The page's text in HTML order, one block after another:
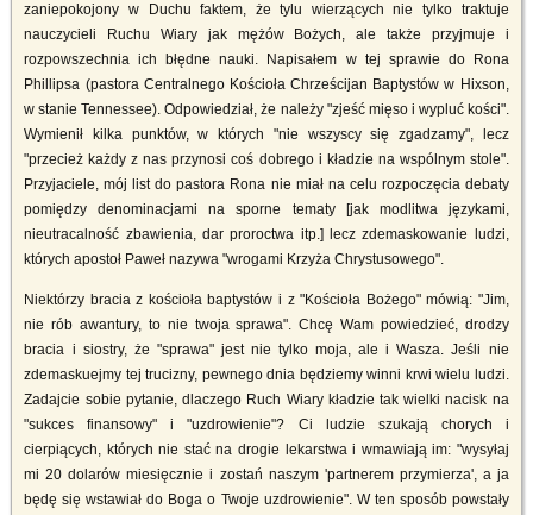
zaniepokojony w Duchu faktem, że tylu wierzących nie tylko traktuje
nauczycieli Ruchu Wiary jak mężów Bożych, ale także przyjmuje i
rozpowszechnia ich błędne nauki. Napisałem w tej sprawie do Rona
Phillipsa (pastora Centralnego Kościoła Chrześcijan Baptystów w Hixson,
w stanie Tennessee). Odpowiedział, że należy "zjeść mięso i wypluć kości".
Wymienił kilka punktów, w których "nie wszyscy się zgadzamy", lecz
"przecież każdy z nas przynosi coś dobrego i kładzie na wspólnym stole".
Przyjaciele, mój list do pastora Rona nie miał na celu rozpoczęcia debaty
pomiędzy denominacjami na sporne tematy [jak modlitwa językami,
nieutracalność zbawienia, dar proroctwa itp.] lecz zdemaskowanie ludzi,
których apostoł Paweł nazywa "wrogami Krzyża Chrystusowego".
Niektórzy bracia z kościoła baptystów i z "Kościoła Bożego" mówią: "Jim,
nie rób awantury, to nie twoja sprawa". Chcę Wam powiedzieć, drodzy
bracia i siostry, że "sprawa" jest nie tylko moja, ale i Wasza. Jeśli nie
zdemaskuejmy tej trucizny, pewnego dnia będziemy winni krwi wielu ludzi.
Zadajcie sobie pytanie, dlaczego Ruch Wiary kładzie tak wielki nacisk na
"sukces finansowy" i "uzdrowienie"? Ci ludzie szukają chorych i
cierpiących, których nie stać na drogie lekarstwa i wmawiają im: "wysyłaj
mi 20 dolarów miesięcznie i zostań naszym 'partnerem przymierza', a ja
będę się wstawiał do Boga o Twoje uzdrowienie". W ten sposób powstały